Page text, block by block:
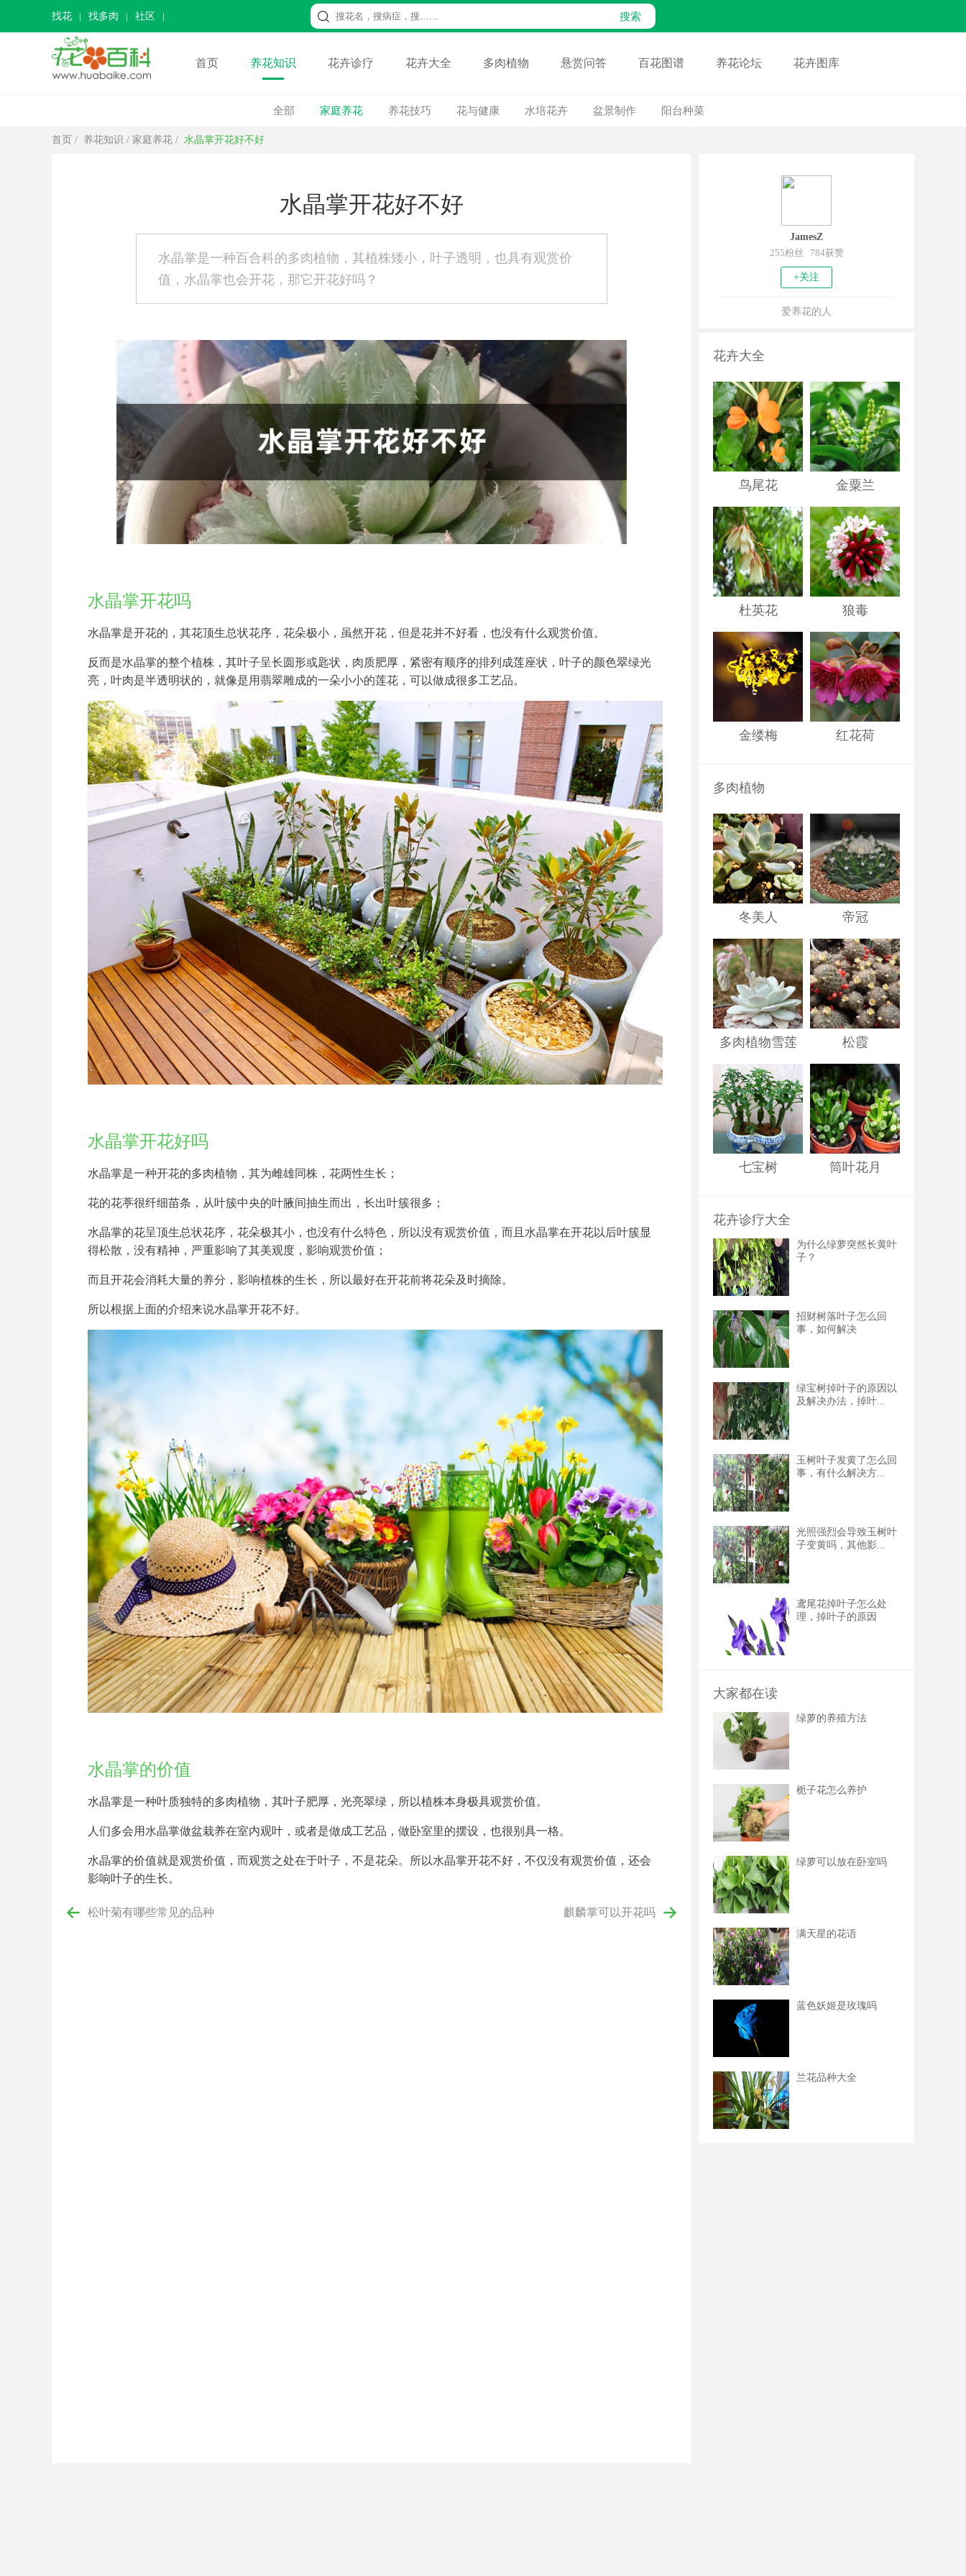
找花 找多肉 社区
首页 养花知识 花卉诊疗 花卉大全 多肉植物 悬赏问答 百花图谱 养花论坛 花卉图库
全部 家庭养花 养花技巧 花与健康 水培花卉 盆景制作 阳台种菜
首页 / 养花知识 / 家庭养花 / 水晶掌开花好不好
水晶掌开花好不好
水晶掌是一种百合科的多肉植物，其植株矮小，叶子透明，也具有观赏价
值，水晶掌也会开花，那它开花好吗？
水晶掌开花吗
水晶掌是开花的，其花顶生总状花序，花朵极小，虽然开花，但是花并不好看，也没有什么观赏价值。
反而是水晶掌的整个植株，其叶子呈长圆形或匙状，肉质肥厚，紧密有顺序的排列成莲座状，叶子的颜色翠绿光
亮，叶肉是半透明状的，就像是用翡翠雕成的一朵小小的莲花，可以做成很多工艺品。
水晶掌开花好吗
水晶掌是一种开花的多肉植物，其为雌雄同株，花两性生长；
花的花葶很纤细苗条，从叶簇中央的叶腋间抽生而出，长出叶簇很多；
水晶掌的花呈顶生总状花序，花朵极其小，也没有什么特色，所以没有观赏价值，而且水晶掌在开花以后叶簇显
得松散，没有精神，严重影响了其美观度，影响观赏价值；
而且开花会消耗大量的养分，影响植株的生长，所以最好在开花前将花朵及时摘除。
所以根据上面的介绍来说水晶掌开花不好。
水晶掌的价值
水晶掌是一种叶质独特的多肉植物，其叶子肥厚，光亮翠绿，所以植株本身极具观赏价值。
人们多会用水晶掌做盆栽养在室内观叶，或者是做成工艺品，做卧室里的摆设，也很别具一格。
水晶掌的价值就是观赏价值，而观赏之处在于叶子，不是花朵。所以水晶掌开花不好，不仅没有观赏价值，还会
影响叶子的生长。
松叶菊有哪些常见的品种 麒麟掌可以开花吗
JamesZ
255粉丝 784获赞
+关注
爱养花的人
花卉大全
鸟尾花 金粟兰
杜英花 狼毒
金缕梅 红花荷
多肉植物
冬美人 帝冠
多肉植物雪莲 松霞
七宝树 筒叶花月
花卉诊疗大全
为什么绿萝突然长黄叶
子？
招财树落叶子怎么回
事，如何解决
绿宝树掉叶子的原因以
及解决办法，掉叶...
玉树叶子发黄了怎么回
事，有什么解决方...
光照强烈会导致玉树叶
子变黄吗，其他影...
鸢尾花掉叶子怎么处
理，掉叶子的原因
大家都在读
绿萝的养殖方法
栀子花怎么养护
绿萝可以放在卧室吗
满天星的花语
蓝色妖姬是玫瑰吗
兰花品种大全